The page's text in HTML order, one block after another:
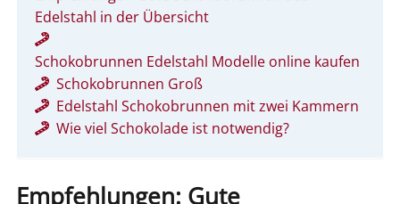
Edelstahl in der Übersicht
Schokobrunnen Edelstahl Modelle online kaufen
Schokobrunnen Groß
Edelstahl Schokobrunnen mit zwei Kammern
Wie viel Schokolade ist notwendig?
Empfehlungen: Gute